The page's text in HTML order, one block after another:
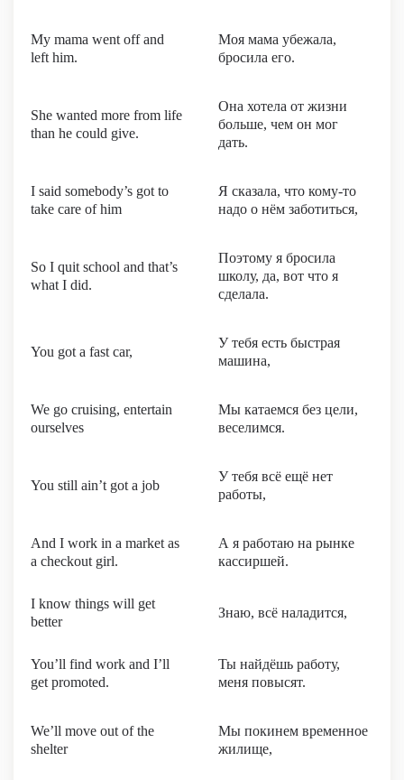
My mama went off and
left him.
Моя мама убежала,
бросила его.
She wanted more from life
than he could give.
Она хотела от жизни
больше, чем он мог
дать.
I said somebody’s got to
take care of him
Я сказала, что кому-то
надо о нём заботиться,
So I quit school and that’s
what I did.
Поэтому я бросила
школу, да, вот что я
сделала.
You got a fast car,
У тебя есть быстрая
машина,
We go cruising, entertain
ourselves
Мы катаемся без цели,
веселимся.
You still ain’t got a job
У тебя всё ещё нет
работы,
And I work in a market as
a checkout girl.
А я работаю на рынке
кассиршей.
I know things will get
better
Знаю, всё наладится,
You’ll find work and I’ll
get promoted.
Ты найдёшь работу,
меня повысят.
We’ll move out of the
shelter
Мы покинем временное
жилище,